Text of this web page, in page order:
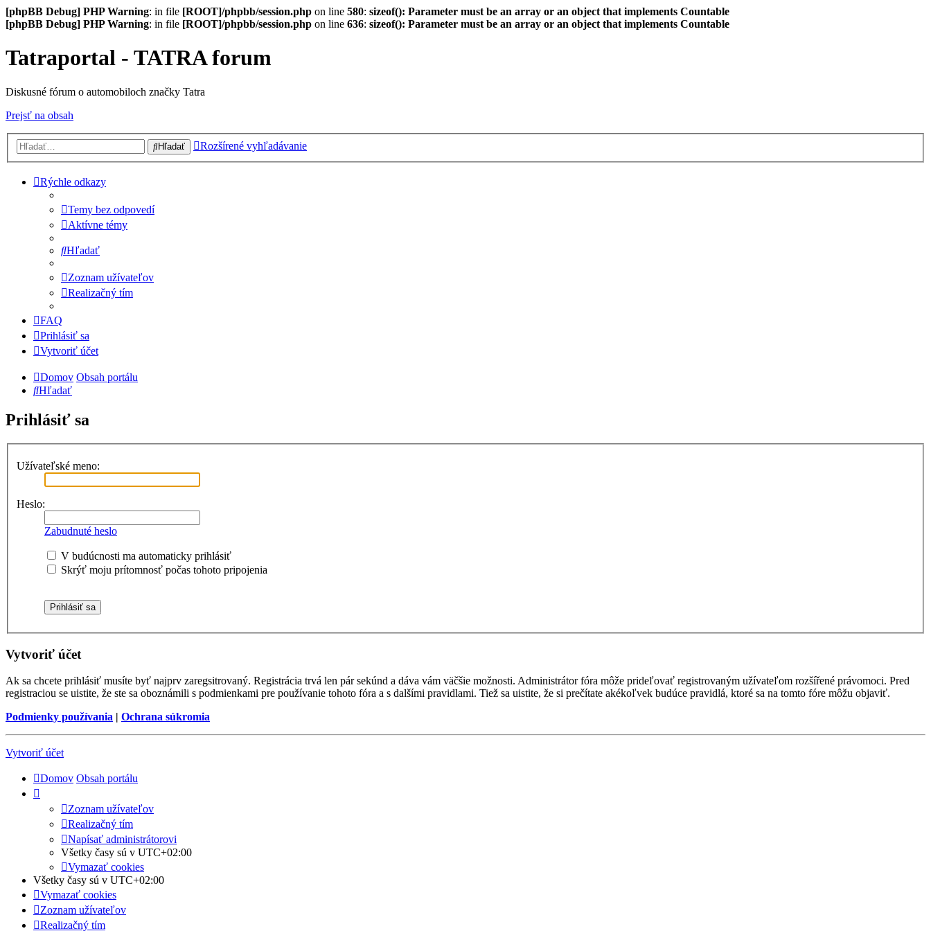
[phpBB Debug] PHP Warning: in file [ROOT]/phpbb/session.php on line 580: sizeof(): Parameter must be an array or an object that implements Countable
[phpBB Debug] PHP Warning: in file [ROOT]/phpbb/session.php on line 636: sizeof(): Parameter must be an array or an object that implements Countable
Tatraportal - TATRA forum
Diskusné fórum o automobiloch značky Tatra
Prejsť na obsah
Hľadať Rozšírené vyhľadávanie
Rýchle odkazy
Temy bez odpovedí
Aktívne témy
Hľadať
Zoznam užívateľov
Realizačný tím
FAQ
Prihlásiť sa
Vytvoriť účet
Domov Obsah portálu
Hľadať
Prihlásiť sa
Užívateľské meno:
Heslo:
Zabudnuté heslo
V budúcnosti ma automaticky prihlásiť
Skrýť moju prítomnosť počas tohoto pripojenia
Vytvoriť účet
Ak sa chcete prihlásiť musíte byť najprv zaregsitrovaný. Registrácia trvá len pár sekúnd a dáva vám väčšie možnosti. Administrátor fóra môže prideľovať registrovaným užívateľom rozšířené právomoci. Pred
registraciou se uistite, že ste sa oboznámili s podmienkami pre používanie tohoto fóra a s dalšími pravidlami. Tiež sa uistite, že si prečítate akékoľvek budúce pravidlá, ktoré sa na tomto fóre môžu objaviť.
Podmienky používania | Ochrana súkromia
Vytvoriť účet
Domov Obsah portálu
Zoznam užívateľov
Realizačný tím
Napísať administrátorovi
Všetky časy sú v UTC+02:00
Vymazať cookies
Všetky časy sú v UTC+02:00
Vymazať cookies
Zoznam užívateľov
Realizačný tím